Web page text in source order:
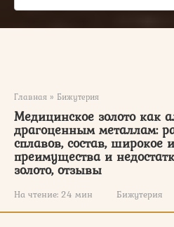
Главная » Бижутерия
Медицинское золото как
драгоценным металлам:
сплавов, состав, широкое
преимущества и
золото, отзывы
На чтение: 24 мин Бижутерия